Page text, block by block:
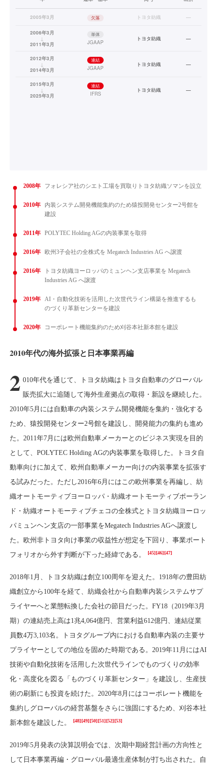
2005年3月 欠落 トヨタ紡織 —
2006年3月
↓
2011年3月
単体
JGAAP
トヨタ紡織 —
2012年3月
↓
2014年3月
連結
JGAAP
トヨタ紡織 —
2015年3月
↓
2025年3月
連結
IFRS
トヨタ紡織 —
2008年 フォレシア社のシエト工場を買取りトヨタ紡織ソマンを設立
2010年
内装システム開発機能集約のため猿投開発センター2号館を
建設
2011年 POLYTEC Holding AGの内装事業を取得
2016年 欧州3子会社の全株式を Megatech Industries AG へ譲渡
2016年
トヨタ紡織ヨーロッパのミュンヘン支店事業を Megatech
Industries AG へ譲渡
2019年 AI・自動化技術を活用した次世代ライン構築を推進するも
のづくり革新センターを建設
2020年 コーポレート機能集約のため刈谷本社新本館を建設
2010年代の海外拡張と日本事業再編
2 010年代を通じて、トヨタ紡織はトヨタ自動車のグローバル
販売拡大に追随して海外生産拠点の取得・新設を継続した。
2010年5月には自動車の内装システム開発機能を集約・強化する
ため、猿投開発センター2号館を建設し、開発能力の集約も進め
た。2011年7月には欧州自動車メーカーとのビジネス実現を目的
として、POLYTEC Holding AGの内装事業を取得した。トヨタ自
動車向けに加えて、欧州自動車メーカー向けの内装事業を拡張す
る試みだった。ただし2016年6月にはこの欧州事業を再編し、紡
織オートモーティブヨーロッパ・紡織オートモーティブポーラン
ド・紡織オートモーティブチェコの全株式とトヨタ紡織ヨーロッ
パミュンヘン支店の一部事業をMegatech Industries AGへ譲渡し
た。欧州非トヨタ向け事業の収益性が想定を下回り、事業ポート
フォリオから外す判断が下った経緯である。
[45][46][47]
2018年1月、トヨタ紡織は創立100周年を迎えた。1918年の豊田紡
織創立から100年を経て、紡織会社から自動車内装システムサプ
ライヤーへと業態転換した会社の節目だった。FY18（2019年3月
期）の連結売上高は1兆4,064億円、営業利益612億円、連結従業
員数4万3,103名。トヨタグループ内における自動車内装の主要サ
プライヤーとしての地位を固めた時期である。2019年11月にはAI
技術や自動化技術を活用した次世代ラインでものづくりの効率
化・高度化を図る「ものづくり革新センター」を建設し、生産技
術の刷新にも投資を続けた。2020年8月にはコーポレート機能を
集約しグローバルの経営基盤をさらに強固にするため、刈谷本社
新本館を建設した。
[48][49][50][51][52][53]
2019年5月発表の決算説明会では、次期中期経営計画の方向性と
して日本事業再編・グローバル最適生産体制が打ち出された。自